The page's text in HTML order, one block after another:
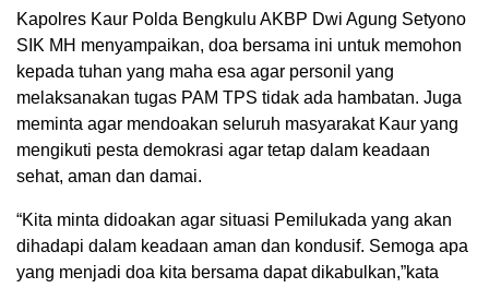
Kapolres Kaur Polda Bengkulu AKBP Dwi Agung Setyono
SIK MH menyampaikan, doa bersama ini untuk memohon
kepada tuhan yang maha esa agar personil yang
melaksanakan tugas PAM TPS tidak ada hambatan. Juga
meminta agar mendoakan seluruh masyarakat Kaur yang
mengikuti pesta demokrasi agar tetap dalam keadaan
sehat, aman dan damai.
“Kita minta didoakan agar situasi Pemilukada yang akan
dihadapi dalam keadaan aman dan kondusif. Semoga apa
yang menjadi doa kita bersama dapat dikabulkan,”kata